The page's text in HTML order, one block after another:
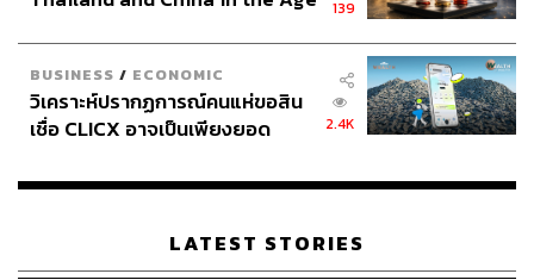
139
BUSINESS / ECONOMIC
วิเคราะห์ปรากฏการณ์คนแห่ขอสิน
เชื่อ CLICX อาจเป็นเพียงยอด
เรือนไทยที่ถูกซุกไว้
2.4K
LATEST STORIES